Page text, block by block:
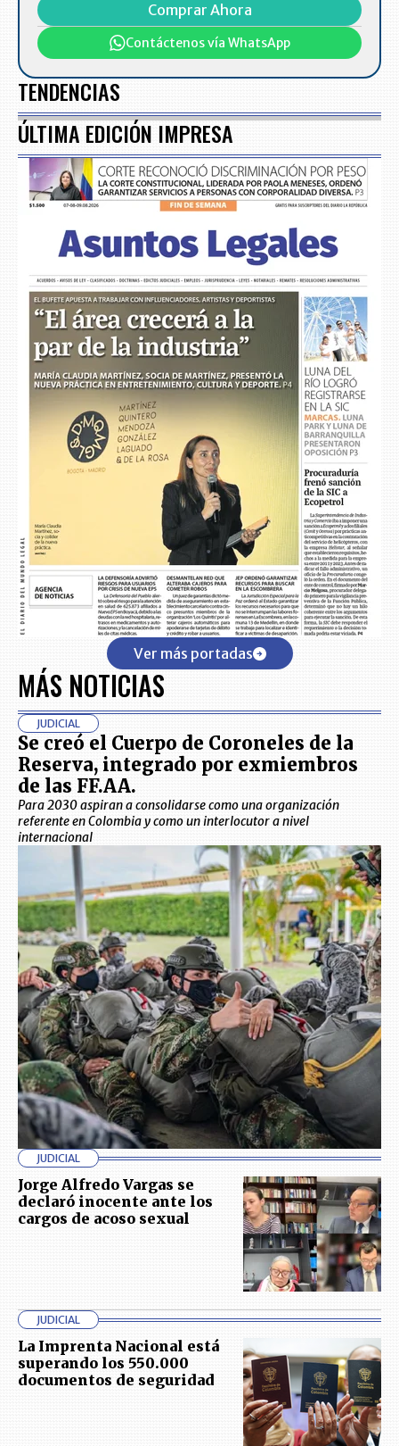
Comprar Ahora
Contáctenos vía WhatsApp
TENDENCIAS
ÚLTIMA EDICIÓN IMPRESA
Ver más portadas
MÁS NOTICIAS
JUDICIAL
Se creó el Cuerpo de Coroneles de la
Reserva, integrado por exmiembros
de las FF.AA.
Para 2030 aspiran a consolidarse como una organización
referente en Colombia y como un interlocutor a nivel
internacional
JUDICIAL
Jorge Alfredo Vargas se
declaró inocente ante los
cargos de acoso sexual
JUDICIAL
La Imprenta Nacional está
superando los 550.000
documentos de seguridad